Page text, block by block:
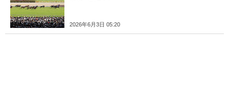
2026年6月3日 05:20